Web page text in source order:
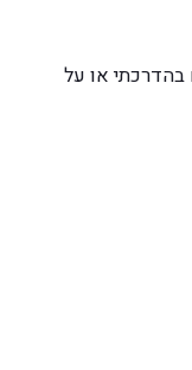
בהדרכתי או על